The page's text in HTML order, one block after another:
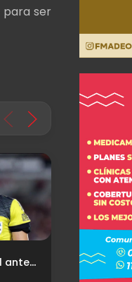
para ser
Árbitro e historial ante Platense